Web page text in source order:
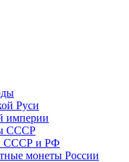
Руси
империи
СССР
СССР и РФ
монеты России